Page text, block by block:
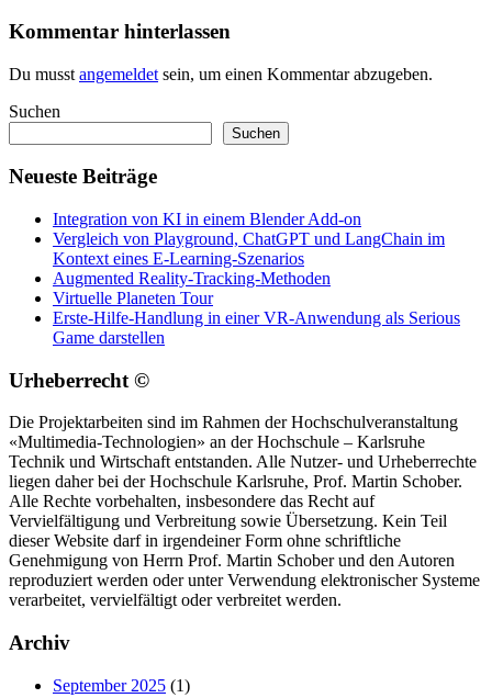
Kommentar hinterlassen
Du musst angemeldet sein, um einen Kommentar abzugeben.
Suchen
Suchen
Neueste Beiträge
Integration von KI in einem Blender Add-on
Vergleich von Playground, ChatGPT und LangChain im
Kontext eines E-Learning-Szenarios
Augmented Reality-Tracking-Methoden
Virtuelle Planeten Tour
Erste-Hilfe-Handlung in einer VR-Anwendung als Serious
Game darstellen
Urheberrecht ©
Die Projektarbeiten sind im Rahmen der Hochschulveranstaltung
«Multimedia-Technologien» an der Hochschule – Karlsruhe
Technik und Wirtschaft entstanden. Alle Nutzer- und Urheberrechte
liegen daher bei der Hochschule Karlsruhe, Prof. Martin Schober.
Alle Rechte vorbehalten, insbesondere das Recht auf
Vervielfältigung und Verbreitung sowie Übersetzung. Kein Teil
dieser Website darf in irgendeiner Form ohne schriftliche
Genehmigung von Herrn Prof. Martin Schober und den Autoren
reproduziert werden oder unter Verwendung elektronischer Systeme
verarbeitet, vervielfältigt oder verbreitet werden.
Archiv
September 2025 (1)